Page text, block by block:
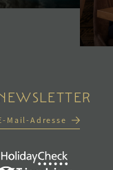
Mail-Adresse